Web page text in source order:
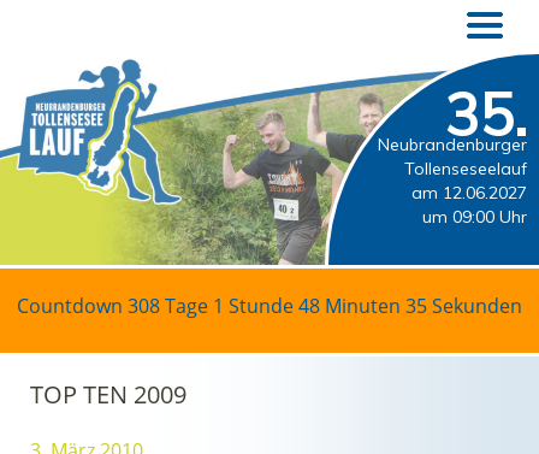
35.
Neubrandenburger
Tollenseseelauf
am 12.06.2027
um 09:00 Uhr
Countdown 308 Tage 1 Stunde 48 Minuten 35 Sekunden
TOP TEN 2009